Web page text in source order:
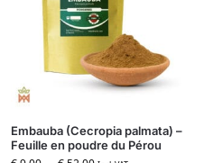
Embauba (Cecropia palmata) –
Feuille en poudre du Pérou